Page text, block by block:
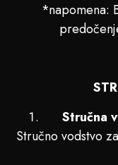
*napomena:
Stručna
Stručno vodstvo